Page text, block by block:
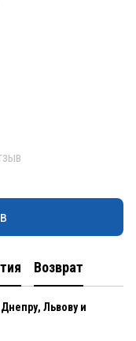
Возврат
Львову и